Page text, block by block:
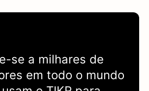
se a milhares de
em todo o mundo